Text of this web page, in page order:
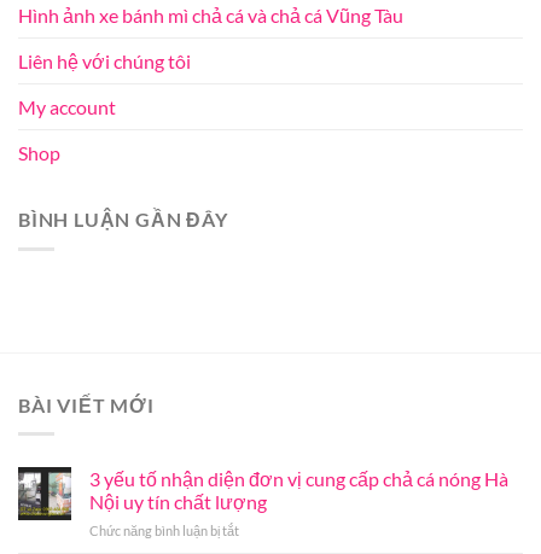
Hình ảnh xe bánh mì chả cá và chả cá Vũng Tàu
Liên hệ với chúng tôi
My account
Shop
BÌNH LUẬN GẦN ĐÂY
BÀI VIẾT MỚI
3 yếu tố nhận diện đơn vị cung cấp chả cá nóng Hà
Nội uy tín chất lượng
Chức năng bình luận bị tắtở